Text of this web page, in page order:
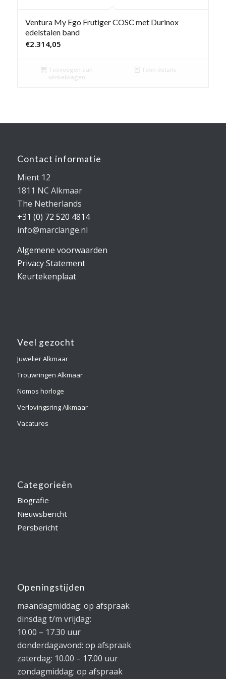
Ventura My Ego Frutiger COSC met Durinox
edelstalen band
€2.314,05
Toevoegen aan
winkelwagen
Toon details
Contact informatie
Mient 12
1811 NC Alkmaar
The Netherlands
+31 (0) 72 520 4814
info@marclange.nl
Algemene voorwaarden
Privacy Statement
Keurtekenplaat
Veel gezocht
Juwelier Alkmaar
Trouwringen Alkmaar
Nomos horloge
Verlovingsring Alkmaar
Vacatures
Categorieën
Biografie
Nieuwsbericht
Persbericht
Openingstijden
maandagmiddag: op afspraak
dinsdag t/m vrijdag:
10.00 – 17.30 uur
donderdagavond: op afspraak
zaterdag: 10.00 – 17.00 uur
zondagmiddag: op afspraak